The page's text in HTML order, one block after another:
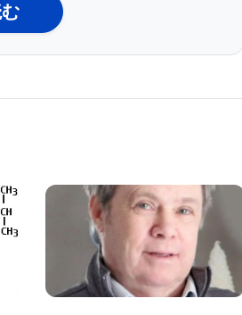
共通する行動を挙げた。AIの意
「交渉する」グループに属し、
が含まれていた。
トにもなる。臨床医は、AIが患
AIが教えられたことに反する推
が、臨床医が通常行うことや
BIOMARKET JP